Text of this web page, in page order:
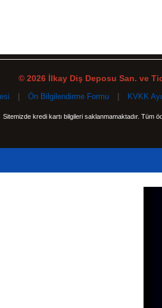
© 2026 İlkay Diş Deposu San. ve
Ön Bilgilendirme Formu KVKK
Sitemizde kredi kartı bilgileri saklanmamaktadır. Tüm